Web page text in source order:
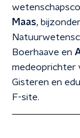
Maas,
Boerhaave en
medeoprichter
Gisteren en
F-site.